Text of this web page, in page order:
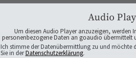
Audio
Um diesen Audio Player anzuzeigen,
personenbezogene Daten an goaudio übermittelt
Ich stimme der Datenübermittlung zu und möchte
Sie in derDatenschutzerklärung.